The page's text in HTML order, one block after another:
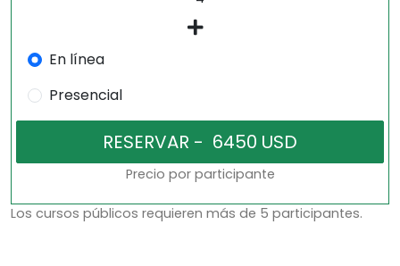
En línea
Presencial
Precio por participante
Los cursos públicos requieren más de 5 participantes.